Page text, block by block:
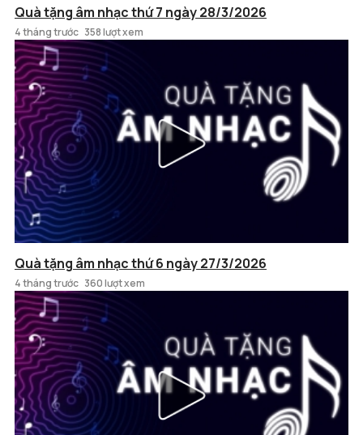
Quà tặng âm nhạc thứ 7 ngày 28/3/2026
4 tháng trước 358 lượt xem
Quà tặng âm nhạc thứ 6 ngày 27/3/2026
4 tháng trước 360 lượt xem